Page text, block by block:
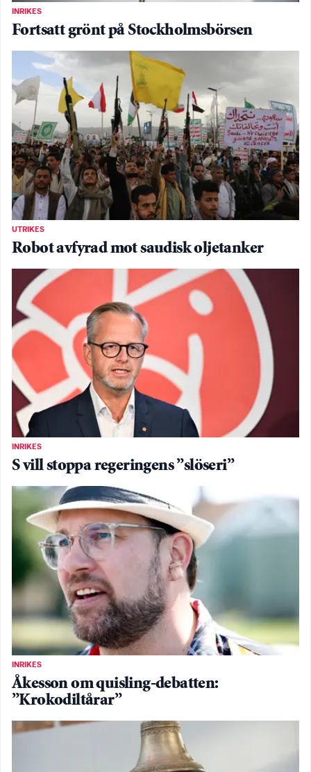
INRIKES
Fortsatt grönt på Stockholmsbörsen
UTRIKES
Robot avfyrad mot saudisk oljetanker
INRIKES
S vill stoppa regeringens ”slöseri”
INRIKES
Åkesson om quisling-debatten:
”Krokodiltårar”